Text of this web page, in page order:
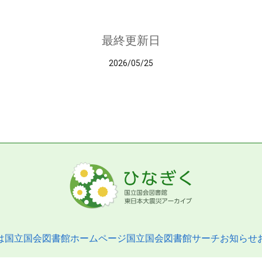
最終更新日
2026/05/25
国立国会図書館ホームページ国立国会図書館サーチお知らせ